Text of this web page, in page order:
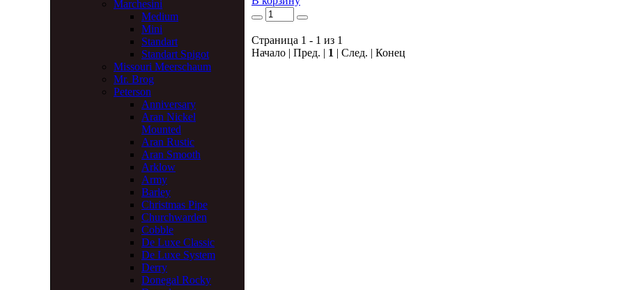
Marchesini
Medium
Mini
Standart
Standart Spigot
Missouri Meerschaum
Mr. Brog
Peterson
Anniversary
Aran Nickel
Mounted
Aran Rustic
Aran Smooth
Arklow
Army
Barley
Christmas Pipe
Churchwarden
Cobble
De Luxe Classic
De Luxe System
Derry
Donegal Rocky
Страница 1 - 1 из 1
Начало | Пред. | 1 | След. | Конец